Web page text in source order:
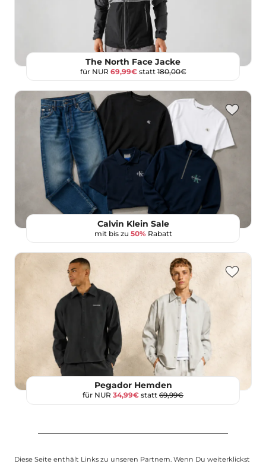
The North Face Jacke
für NUR 69,99€statt180,00€
Calvin Klein Sale
mit bis zu 50%Rabatt
Pegador Hemden
für NUR 34,99€ statt 69,99€
Diese Seite enthält Links zu unseren Partnern. Wenn Du weiterklickst